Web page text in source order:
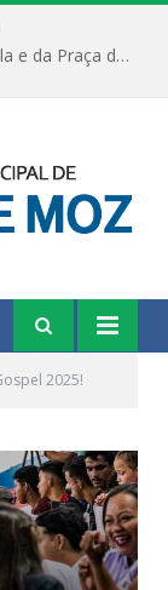
Últimos detalhes para a entrega da nova Orla e da Praça do Praião
2025!